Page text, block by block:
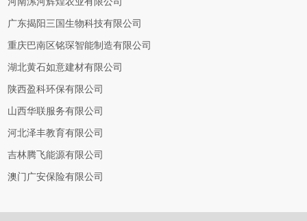
广东揭阳三国生物科技有限公司
重庆巴南区铭琛智能制造有限公司
湖北黄石如意建材有限公司
陕西盈科环保有限公司
山西华联服务有限公司
河北泽丰教育有限公司
吉林腾飞能源有限公司
澳门广安保险有限公司